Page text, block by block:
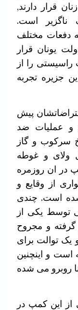
قرار دارند,
ناگزیر است.
دفعات مختلف
یونان قرار
راسیستی را از
جزیره تجربه
پیش
و عملیات ضد
سرکوب و گاز
ولای و غوطه
در ان روزمره
از وقایع و
است. چندی
توسط یکی از
و مجروح
یک توالت برای
است و اینچنین
روبرو می شده
این کمپ در